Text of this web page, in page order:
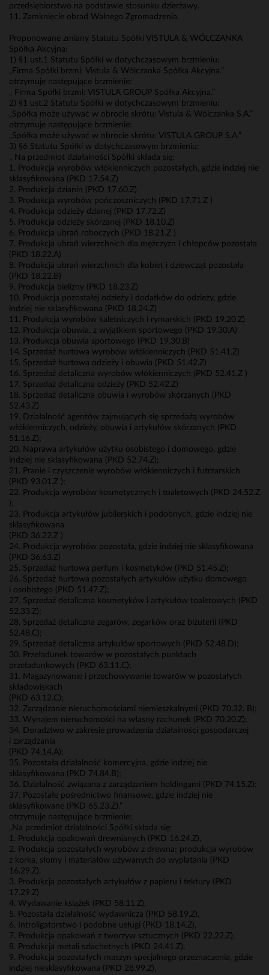
przedsiębiorstwo na podstawie stosunku dzierżawy.
11. Zamknięcie obrad Walnego Zgromadzenia.
Proponowane zmiany Statutu Spółki VISTULA & WÓLCZANKA
Spółka Akcyjna:
1) §1 ust.1 Statutu Spółki w dotychczasowym brzmieniu:
„Firma Spółki brzmi: Vistula & Wólczanka Spółka Akcyjna.”
otrzymuje następujące brzmienie:
„ Firma Spółki brzmi: VISTULA GROUP Spółka Akcyjna.”
2) §1 ust.2 Statutu Spółki w dotychczasowym brzmieniu:
„Spółka może używać w obrocie skrótu: Vistula & Wólczanka S.A.”
otrzymuje następujące brzmienie:
„Spółka może używać w obrocie skrótu: VISTULA GROUP S.A.”
3) §6 Statutu Spółki w dotychczasowym brzmieniu:
„ Na przedmiot działalności Spółki składa się:
1. Produkcja wyrobów włókienniczych pozostałych, gdzie indziej nie
sklasyfikowana (PKD 17.54.Z)
2. Produkcja dzianin (PKD 17.60.Z)
3. Produkcja wyrobów pończoszniczych (PKD 17.71.Z )
4. Produkcja odzieży dzianej (PKD 17.72.Z)
5. Produkcja odzieży skórzanej (PKD 18.10.Z)
6. Produkcja ubrań roboczych (PKD 18.21.Z )
7. Produkcja ubrań wierzchnich dla mężczyzn i chłopców pozostała
(PKD 18.22.A)
8. Produkcja ubrań wierzchnich dla kobiet i dziewcząt pozostała
(PKD 18.22.B)
9. Produkcja bielizny (PKD 18.23.Z)
10. Produkcja pozostałej odzieży i dodatków do odzieży, gdzie
indziej nie sklasyfikowana (PKD 18.24.Z)
11. Produkcja wyrobów kaletniczych i rymarskich (PKD 19.20.Z)
12. Produkcja obuwia, z wyjątkiem sportowego (PKD 19.30.A)
13. Produkcja obuwia sportowego (PKD 19.30.B)
14. Sprzedaż hurtowa wyrobów włókienniczych (PKD 51.41.Z)
15. Sprzedaż hurtowa odzieży i obuwia (PKD 51.42.Z)
16. Sprzedaż detaliczna wyrobów włókienniczych (PKD 52.41.Z )
17. Sprzedaż detaliczna odzieży (PKD 52.42.Z)
18. Sprzedaż detaliczna obuwia i wyrobów skórzanych (PKD
52.43.Z)
19. Działalność agentów zajmujących się sprzedażą wyrobów
włókienniczych, odzieży, obuwia i artykułów skórzanych (PKD
51.16.Z);
20. Naprawa artykułów użytku osobistego i domowego, gdzie
indziej nie sklasyfikowana (PKD 52.74.Z);
21. Pranie i czyszczenie wyrobów włókienniczych i futrzarskich
(PKD 93.01.Z );
22. Produkcja wyrobów kosmetycznych i toaletowych (PKD 24.52.Z
);
23. Produkcja artykułów jubilerskich i podobnych, gdzie indziej nie
sklasyfikowana
(PKD 36.22.Z )
24. Produkcja wyrobów pozostała, gdzie indziej nie sklasyfikowana
(PKD 36.63.Z)
25. Sprzedaż hurtowa perfum i kosmetyków (PKD 51.45.Z);
26. Sprzedaż hurtowa pozostałych artykułów użytku domowego
i osobistego (PKD 51.47.Z);
27. Sprzedaż detaliczna kosmetyków i artykułów toaletowych (PKD
52.33.Z);
28. Sprzedaż detaliczna zegarów, zegarków oraz biżuterii (PKD
52.48.C);
29. Sprzedaż detaliczna artykułów sportowych (PKD 52.48.D);
30. Przeładunek towarów w pozostałych punktach
przeładunkowych (PKD 63.11.C);
31. Magazynowanie i przechowywanie towarów w pozostałych
składowiskach
(PKD 63.12.C);
32. Zarządzanie nieruchomościami niemieszkalnymi (PKD 70.32. B);
33. Wynajem nieruchomości na własny rachunek (PKD 70.20.Z);
34. Doradztwo w zakresie prowadzenia działalności gospodarczej
i zarządzania
(PKD 74.14.A);
35. Pozostała działalność komercyjna, gdzie indziej nie
sklasyfikowana (PKD 74.84.B);
36. Działalność związana z zarządzaniem holdingami (PKD 74.15.Z);
37. Pozostałe pośrednictwo finansowe, gdzie indziej nie
sklasyfikowane (PKD 65.23.Z).”
otrzymuje następujące brzmienie:
„Na przedmiot działalności Spółki składa się:
1. Produkcja opakowań drewnianych (PKD 16.24.Z),
2. Produkcja pozostałych wyrobów z drewna; produkcja wyrobów
z korka, słomy i materiałów używanych do wyplatania (PKD
16.29.Z),
3. Produkcja pozostałych artykułów z papieru i tektury (PKD
17.29.Z)
4. Wydawanie książek (PKD 58.11.Z),
5. Pozostała działalność wydawnicza (PKD 58.19.Z),
6. Introligatorstwo i podobne usługi (PKD 18.14.Z),
7. Produkcja opakowań z tworzyw sztucznych (PKD 22.22.Z),
8. Produkcja metali szlachetnych (PKD 24.41.Z),
9. Produkcja pozostałych maszyn specjalnego przeznaczenia, gdzie
indziej niesklasyfikowana (PKD 28.99.Z),